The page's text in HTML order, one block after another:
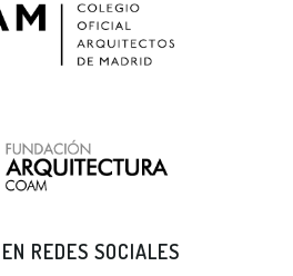
REDES SOCIALES